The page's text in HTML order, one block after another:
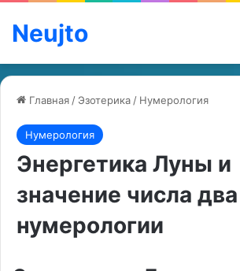
Neujto
Главная / Эзотерика / Нумерология
Нумерология
Энергетика Луны и
значение числа
нумерологии